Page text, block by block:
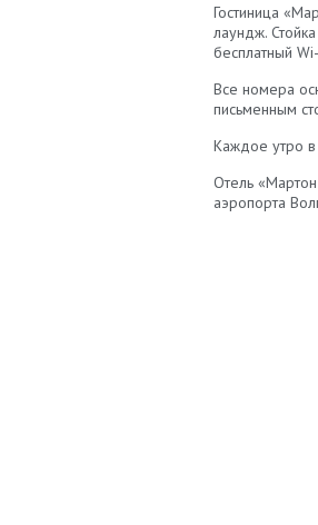
Гостиница
лаундж.
бесплатный
Все номера
письменным
Каждое утро в
Отель
аэропорта